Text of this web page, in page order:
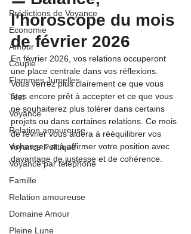
Prédictions de Voyance
Economie
Amour
Couple
Flammes Jumelles
Test
Voyance
Relation amoureuse
Voyance Politique
Voyance par téléphone
Famille
Relation amoureuse
Domaine Amour
Pleine Lune
l'horoscope du mois
de février 2026
En février 2026, vos relations occuperont
une place centrale dans vos réflexions.
Vous verrez plus clairement ce que vous
êtes encore prêt à accepter et ce que vous
ne souhaiterez plus tolérer dans certains
projets ou dans certaines relations. Ce mois
de février vous aidera à rééquilibrer vos
échanges et à affirmer votre position avec
davantage de justesse et de cohérence.